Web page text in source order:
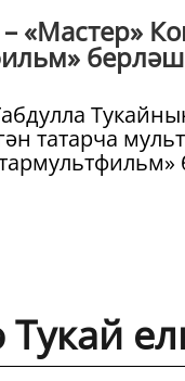
«Мастер»
татарча
Тукай